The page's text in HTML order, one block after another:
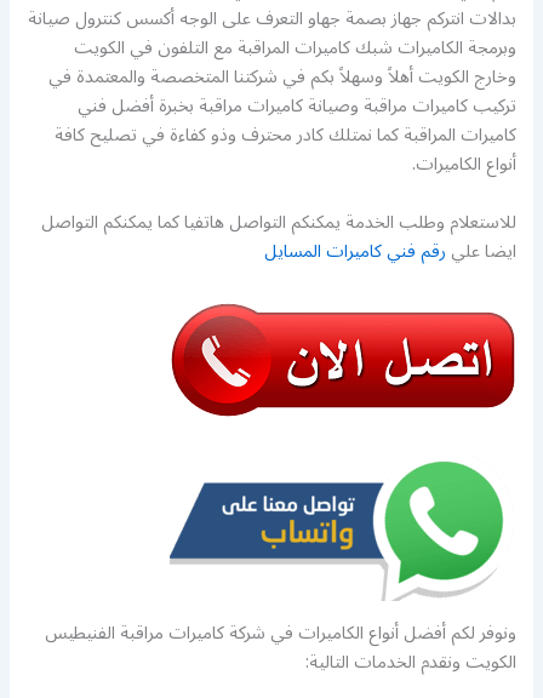
بدالات انتركم جهاز بصمة جهاو التعرف على الوجه أكسس كنترول صيانة
وبرمجة الكاميرات شبك كاميرات المراقبة مع التلفون في الكويت
وخارج الكويت أهلاً وسهلاً بكم في شركتنا المتخصصة والمعتمدة في
تركيب كاميرات مراقبة وصيانة كاميرات مراقبة بخبرة أفضل فني
كاميرات المراقبة كما نمتلك كادر محترف وذو كفاءة في تصليح كافة
أنواع الكاميرات.
للاستعلام وطلب الخدمة يمكنكم التواصل هاتفيا كما يمكنكم التواصل
ايضا عليرقم فني كاميرات المسايل
ونوفر لكم أفضل أنواع الكاميرات في شركة كاميرات مراقبة الفنيطيس
الكويت ونقدم الخدمات التالية: